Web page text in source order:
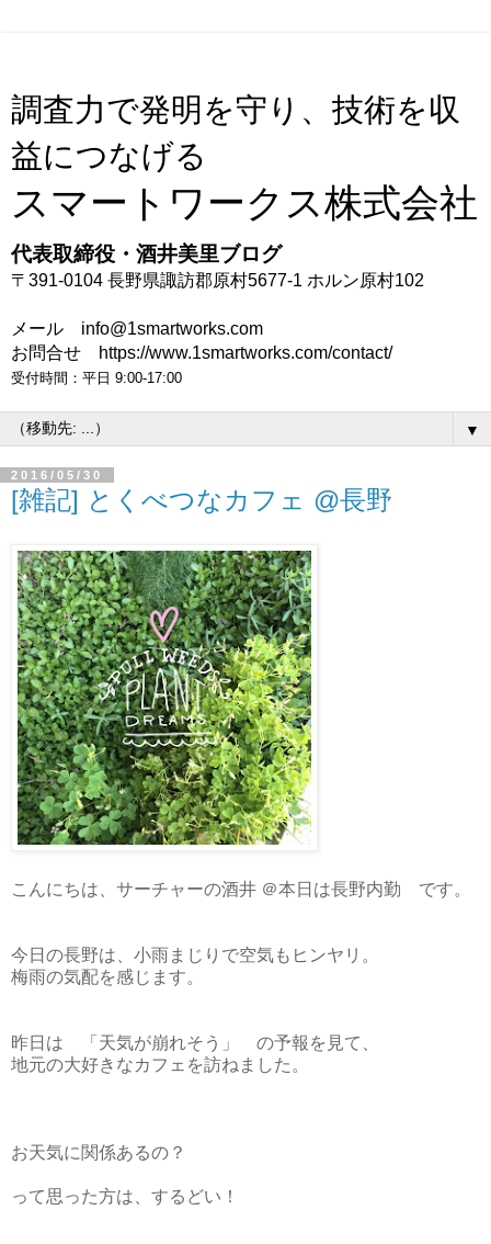
調査力で発明を守り、技術を収
益につなげる
スマートワークス株式会社
代表取締役・酒井美里ブログ
〒391-0104 長野県諏訪郡原村5677-1 ホルン原村102
メール info@1smartworks.com
お問合せ https://www.1smartworks.com/contact/
受付時間：平日 9:00-17:00
▼
2016/05/30
[雑記] とくべつなカフェ @長野
こんにちは、サーチャーの酒井 ＠本日は長野内勤 です。
今日の長野は、小雨まじりで空気もヒンヤリ。
梅雨の気配を感じます。
昨日は 「天気が崩れそう」 の予報を見て、
地元の大好きなカフェを訪ねました。
お天気に関係あるの？
って思った方は、するどい！